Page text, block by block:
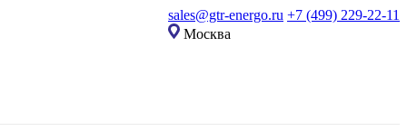
sales@gtr-energo.ru +7 (499) 229-22-11
Москва